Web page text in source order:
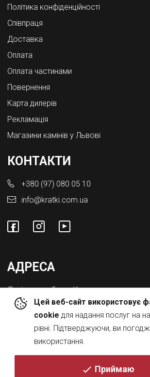
Цей веб-сайт використовує
cookie для надання послуг на
рівні. Підтверджуючи, ви
використання.
Приймаю
Політика конфіденційності
Співпраця
Доставка
Оплата
Оплата частинами
Повернення
Карта дилерів
Рекламація
Магазини камінів у Львові
КОНТАКТИ
+380 (97) 080 05 10
info@kratki.com.ua
АДРЕСА
Львівська обл., с. Конопниця,
Вул. Городоцька 8а